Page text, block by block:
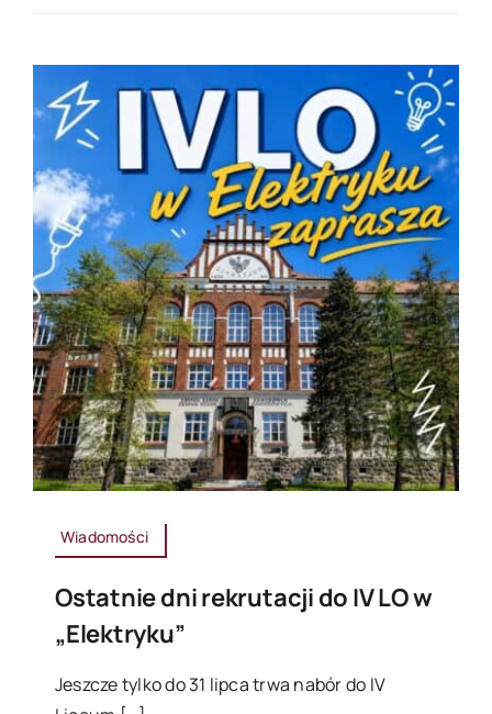
Wiadomości
Ostatnie dni rekrutacji do IV LO w
„Elektryku”
Jeszcze tylko do 31 lipca trwa nabór do IV